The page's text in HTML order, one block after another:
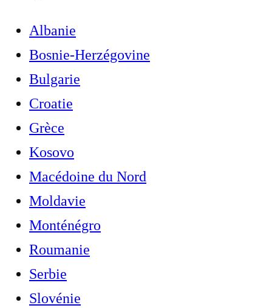
Albanie
Bosnie-Herzégovine
Bulgarie
Croatie
Grèce
Kosovo
Macédoine du Nord
Moldavie
Monténégro
Roumanie
Serbie
Slovénie